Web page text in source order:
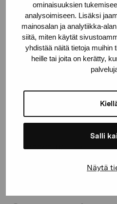
ominaisuuksien
analysoimiseen. Lisäksi
mainosalan ja analytiikka-
siitä, miten käytät
yhdistää näitä tietoja muihin
heille tai joita on kerätty,
Salli
Näytä
Pro Artibus
Gustav Wasas gata 11
10600 Ekenäs
proartibus@proartibus.fi
Contact us